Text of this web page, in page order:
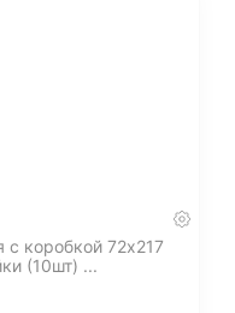
с коробкой 72х217
(10шт) ...